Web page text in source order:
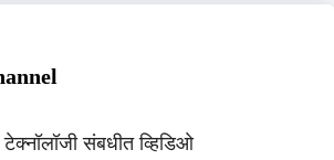
संबधीत व्हिडिओ